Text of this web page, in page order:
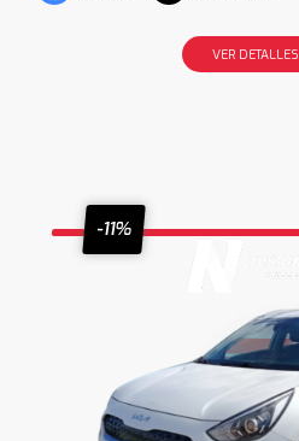
VER DETALLES
-11%